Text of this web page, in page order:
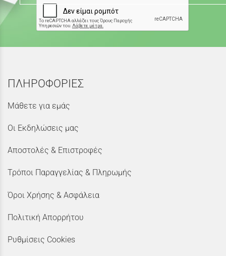
ΠΛΗΡΟΦΟΡΙΕΣ
Μάθετε για εμάς
Οι Εκδηλώσεις μας
Αποστολές & Επιστροφές
Τρόποι Παραγγελίας & Πληρωμής
Όροι Χρήσης & Ασφάλεια
Πολιτική Απορρήτου
Ρυθμίσεις Cookies